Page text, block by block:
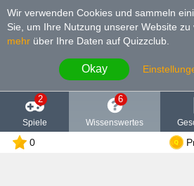
Wir verwenden Cookies und sammeln
Sie, um Ihre Nutzung unserer Website zu
mehr über Ihre Daten auf Quizzclub.
Okay
2
Spiele
6
Wissenswertes
0